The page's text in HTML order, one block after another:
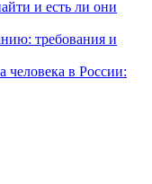
и есть ли они
требования и
человека в России: